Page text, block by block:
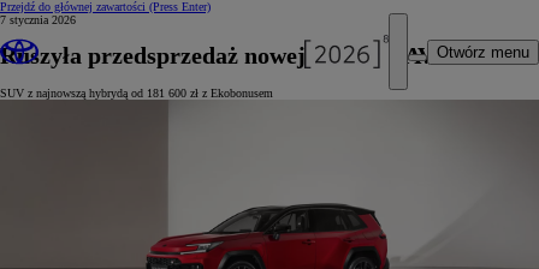
Przejdź do głównej zawartości (Press Enter)
Otwórz menu
7 stycznia 2026
Ruszyła przedsprzedaż nowej Toyoty RAV4
SUV z najnowszą hybrydą od 181 600 zł z Ekobonusem